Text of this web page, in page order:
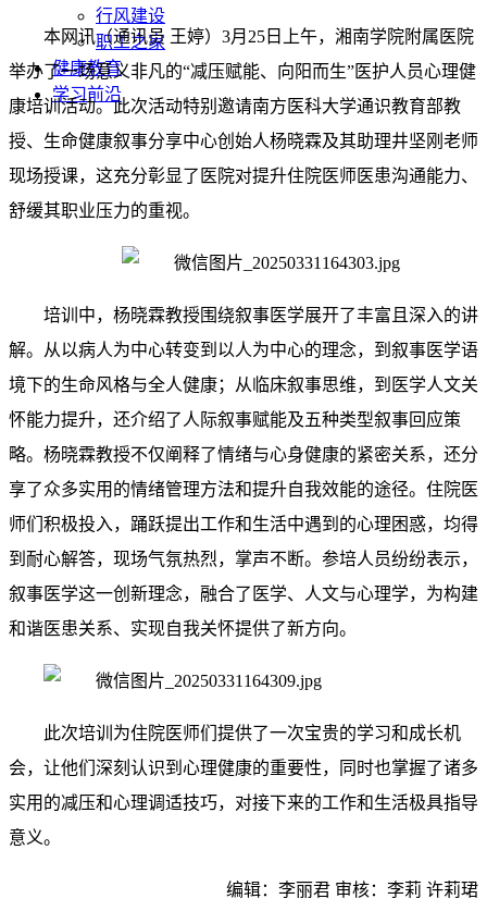
行风建设
职工之家
健康教育
学习前沿
本网讯（通讯员 王婷）3月25日上午，湘南学院附属医院
举办了一场意义非凡的“减压赋能、向阳而生”医护人员心理健
康培训活动。此次活动特别邀请南方医科大学通识教育部教
授、生命健康叙事分享中心创始人杨晓霖及其助理井坚刚老师
现场授课，这充分彰显了医院对提升住院医师医患沟通能力、
舒缓其职业压力的重视。
培训中， 杨晓霖教授围绕叙事医学展开了丰富且深入的讲
解。从以病人为中心转变到以人为中心的理念，到叙事医学语
境下的生命风格与全人健康；从临床叙事思维，到医学人文关
怀能力提升，还介绍了人际叙事赋能及五种类型叙事回应策
略。杨晓霖教授不仅阐释了情绪与心身健康的紧密关系，还分
享了众多实用的情绪管理方法和提升自我效能的途径。住院医
师们积极投入，踊跃提出工作和生活中遇到的心理困惑，均得
到耐心解答，现场气氛热烈，掌声不断。参培人员纷纷表示，
叙事医学这一创新理念，融合了医学、人文与心理学，为构建
和谐医患关系、实现自我关怀提供了新方向。
此次培训为住院医师们提供了一次宝贵的学习和成长机
会，让他们深刻认识到心理健康的重要性，同时也掌握了诸多
实用的减压和心理调适技巧，对接下来的工作和生活极具指导
意义。
编辑：李丽君 审核：李莉 许莉珺